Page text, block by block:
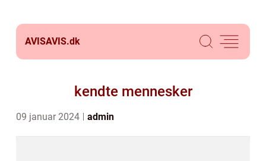
AVISAVIS.dk
kendte mennesker
09 januar 2024 admin